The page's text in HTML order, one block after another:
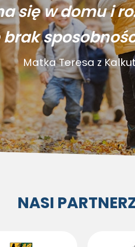
się w domu i
Matka Teresa z
NASI